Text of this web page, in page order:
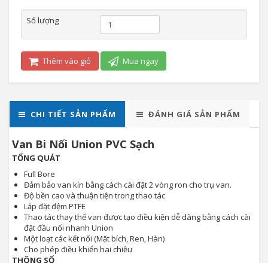
Số lượng
Thêm vào giỏ Mua ngay
CHI TIẾT SẢN PHẨM ĐÁNH GIÁ SẢN PHẨM
Van Bi Nối Union PVC Sạch
TỔNG QUÁT
Full Bore
Đảm bảo van kín bằng cách cài đặt 2 vòng ron cho trụ van.
Độ bền cao và thuận tiện trong thao tác
Lắp đặt đệm PTFE
Thao tác thay thế van được tạo điều kiện dễ dàng bằng cách cài
đặt đầu nối nhanh Union
Một loạt các kết nối (Mặt bích, Ren, Hàn)
Cho phép điều khiển hai chiều
THÔNG SỐ